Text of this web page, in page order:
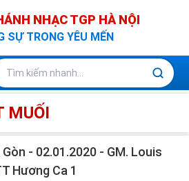
NHẠC TGP HÀ NỘI
SỰ TRONG YÊU MẾN
MUỐI
Gòn - 02.01.2020 - GM. Louis
Hương Ca 1